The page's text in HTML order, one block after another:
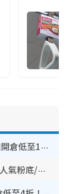
開倉優惠 | 尖沙咀海港城名牌波鞋開倉低至1折！On鞋$899起／Joy&Peace鞋履$98起
CHANEL美妝限時減價低至3折！人氣粉底/唇膏/精華液低至$275！COCO香水都有平